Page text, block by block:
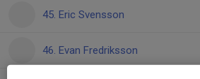
45. Eric Svensson
46. Evan Fredriksson